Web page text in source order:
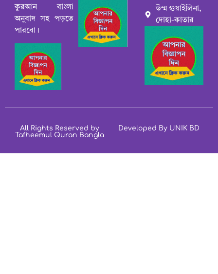
কুরআন বাংলা
অনুবাদ সহ পড়তে
পারবো।
উম্ম গুয়াইলিনা,
দোহা-কাতার
All Rights Reserved by
Tafheemul Quran Bangla
Developed By UNIK BD